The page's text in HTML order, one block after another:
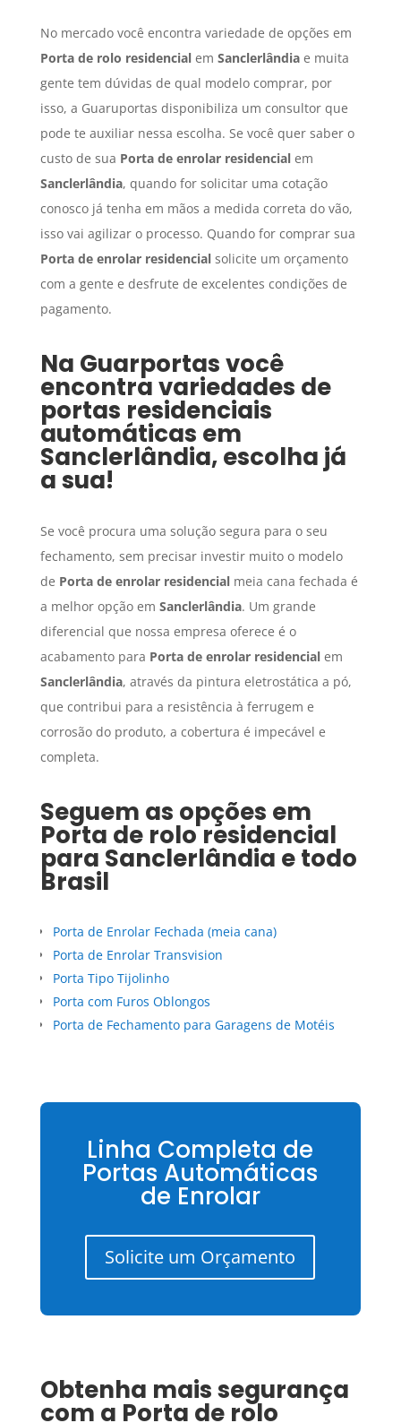
No mercado você encontra variedade de opções em
Porta de rolo residencialem Sanclerlândiae muita
gente tem dúvidas de qual modelo comprar, por
isso, a Guaruportas disponibiliza um consultor que
pode te auxiliar nessa escolha. Se você quer saber o
custo de sua Porta de enrolar residencialem
Sanclerlândia, quando for solicitar uma cotação
conosco já tenha em mãos a medida correta do vão,
isso vai agilizar o processo. Quando for comprar sua
Porta de enrolar residencialsolicite um orçamento
com a gente e desfrute de excelentes condições de
pagamento.
Na Guarportas você
encontra variedades de
portas residenciais
automáticas em
Sanclerlândia, escolha já
a sua!
Se você procura uma solução segura para o seu
fechamento, sem precisar investir muito o modelo
de Porta de enrolar residencialmeia cana fechada é
a melhor opção em Sanclerlândia. Um grande
diferencial que nossa empresa oferece é o
acabamento para Porta de enrolar residencialem
Sanclerlândia, através da pintura eletrostática a pó,
que contribui para a resistência à ferrugem e
corrosão do produto, a cobertura é impecável e
completa.
Seguem as opções em
Porta de rolo residencial
para Sanclerlândia e todo
Brasil
Porta de Enrolar Fechada (meia cana)
Porta de Enrolar Transvision
Porta Tipo Tijolinho
Porta com Furos Oblongos
Porta de Fechamento para Garagens de Motéis
Linha Completa de
Portas Automáticas
de Enrolar
Solicite um Orçamento
Obtenha mais segurança
com a Porta de rolo